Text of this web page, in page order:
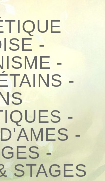
-
-
-
-
-
-
STAGES